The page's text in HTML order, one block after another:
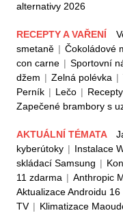
alternativy 2026
RECEPTY A VAŘENÍ
smetaně | Čokoládové
con carne | Sportovní
džem | Zelná polévka |
Perník | Lečo |
Zapečené brambory s
AKTUÁLNÍ TÉMATA
kyberútoky | Instalace
skládací Samsung |
11 zdarma | Anthropic
Aktualizace Androidu 16
TV | Klimatizace